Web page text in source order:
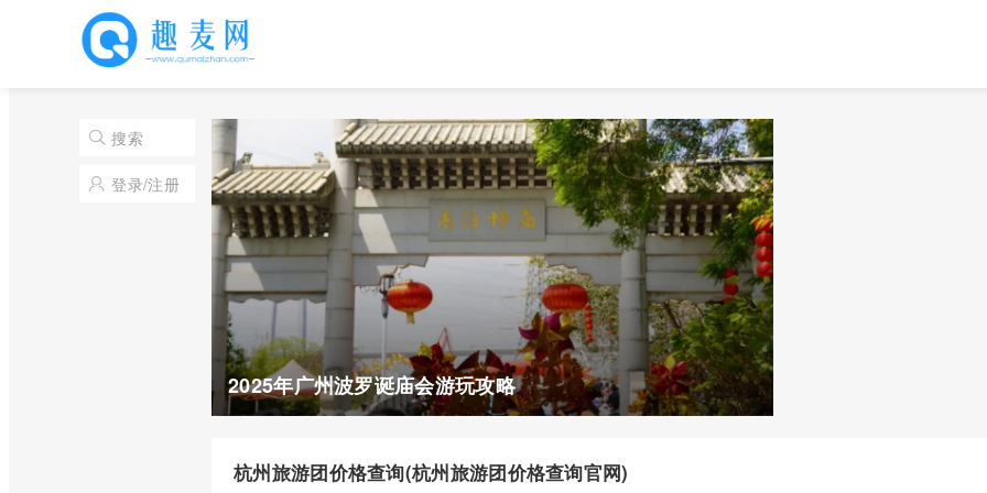
搜索
登录/注册
2025年广州波罗诞庙会游玩攻略
杭州旅游团价格查询(杭州旅游团价格查询官网)